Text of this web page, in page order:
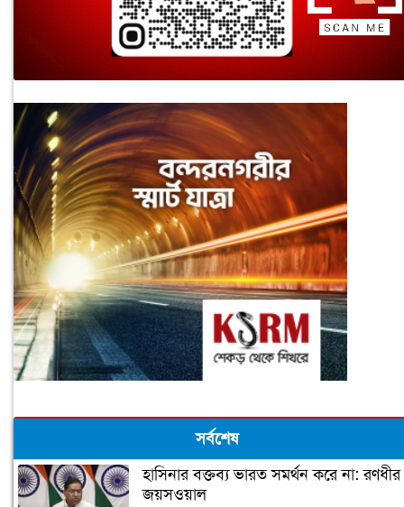
সর্বশেষ
হাসিনার বক্তব্য ভারত সমর্থন করে না: রণধীর
জয়সওয়াল